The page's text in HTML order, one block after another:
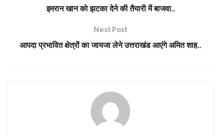
इमरान खान को झटका देने की तैयारी में बाजवा..
Next Post
आपदा प्रभावित क्षेत्रों का जायजा लेने उत्तराखंड आएंगे अमित शाह..